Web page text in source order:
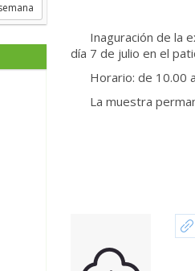
Inaguración de la
día 7 de julio en el
Horario: de 10.00
La muestra